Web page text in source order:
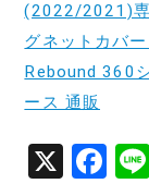
(2022/2021)専
グネットカバ
Rebound 360
ース 通販
X
F